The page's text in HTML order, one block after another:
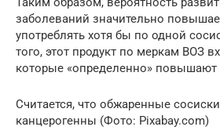
заболеваний значительно
употреблять хотя бы по одной
того, этот продукт по меркам ВОЗ
которые «определенно» повышают
Считается, что обжаренные
канцерогенны (Фото: Pixabay.com)